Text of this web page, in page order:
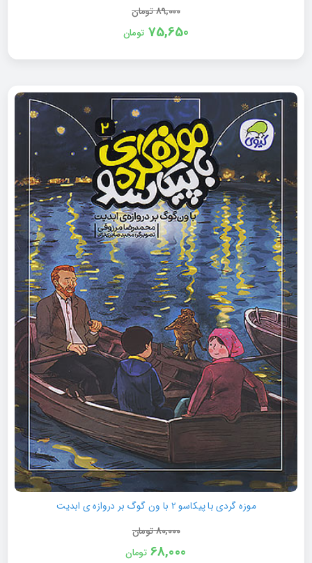
89,000تومان
75,650 تومان
موزه گردی با پیکاسو 2 با ون گوگ بر دروازه ی ابدیت
80,000تومان
68,000 تومان